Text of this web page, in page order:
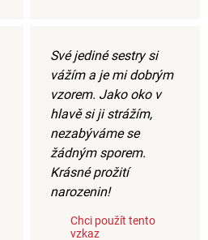
Své jediné sestry si
vážím a je mi dobrým
vzorem. Jako oko v
hlavě si ji strážím,
nezabýváme se
žádným sporem.
Krásné prožití
narozenin!
Chci použít tento
vzkaz